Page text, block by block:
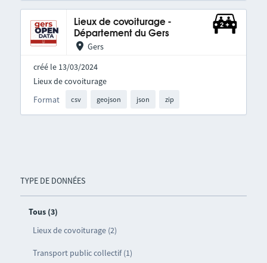
TYPE DE DONNÉES
Tous (3)
Lieux de covoiturage (2)
Transport public collectif (1)
Lieux de covoiturage -
Département du Gers
Gers
créé le 13/03/2024
Format csv geojson json zip
Lieux de covoiturage